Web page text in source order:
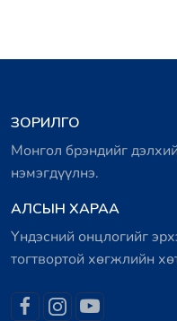
ЗОРИЛГО
Монгол брэндийг
нэмэгдүүлнэ.
АЛСЫН ХАРАА
Үндэсний онцлогийг
тогтвортой хөгжлийн